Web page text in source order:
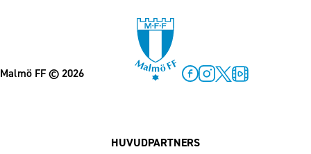
Malmö FF© 2026
HUVUDPARTNERS